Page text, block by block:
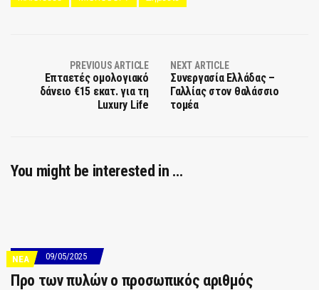
PREVIOUS ARTICLE
Επταετές ομολογιακό
δάνειο €15 εκατ. για τη
Luxury Life
NEXT ARTICLE
Συνεργασία Ελλάδας –
Γαλλίας στον θαλάσσιο
τομέα
You might be interested in …
ΝΕΑ 09/05/2025
Προ των πυλών ο προσωπικός αριθμός